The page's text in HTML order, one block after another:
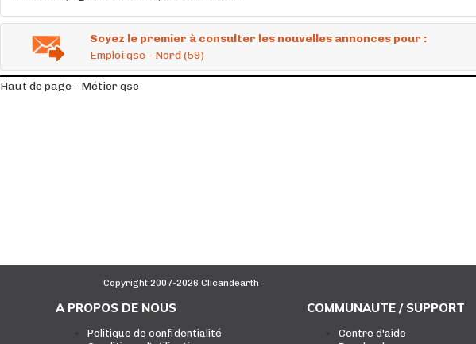
Soyez le premier à consulter les nouvelles annonces pour :
Emploi qse - Nord (59)
Haut de page - Métier qse
Copyright 2007-2026 Clicandearth
A PROPOS DE NOUS
Politique de confidentialité
COMMUNAUTE / SUPPORT
Centre d'aide